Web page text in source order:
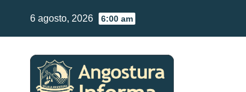
6 agosto, 2026 6:00 am